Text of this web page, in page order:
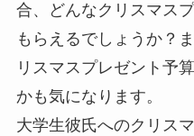
合、どんなクリスマス
もらえるでしょうか？
リスマスプレゼント予
かも気になります。
大学生彼氏へのクリス